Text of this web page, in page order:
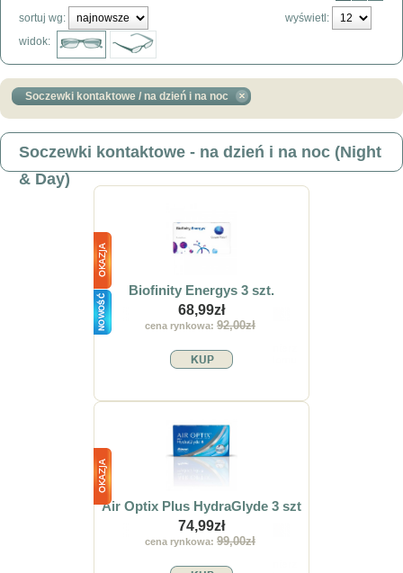
sortuj wg:
wyświetl:
widok:
Soczewki kontaktowe / na dzień i na noc
Soczewki kontaktowe - na dzień i na noc (Night
& Day)
Biofinity Energys 3 szt.
68,99zł
cena rynkowa: 92,00zł
Air Optix Plus HydraGlyde 3 szt
74,99zł
cena rynkowa: 99,00zł